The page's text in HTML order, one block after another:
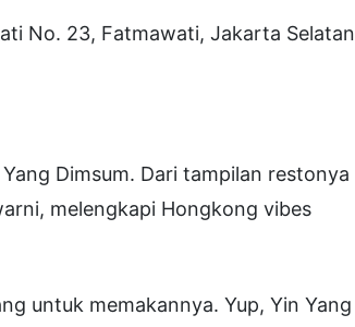
No. 23, Fatmawati, Jakarta Selatan
Dimsum. Dari tampilan restonya
melengkapi Hongkong vibes
untuk memakannya. Yup, Yin Yang